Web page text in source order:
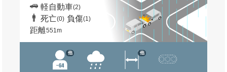
軽自動車(2)
死亡(0) 負傷(1)
距離551m
他 他